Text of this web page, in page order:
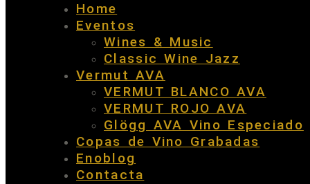
Home
Eventos
Wines & Music
Classic Wine Jazz
Vermut AVA
VERMUT BLANCO AVA
VERMUT ROJO AVA
Glögg AVA Vino Especiado
Copas de Vino Grabadas
Enoblog
Contacta